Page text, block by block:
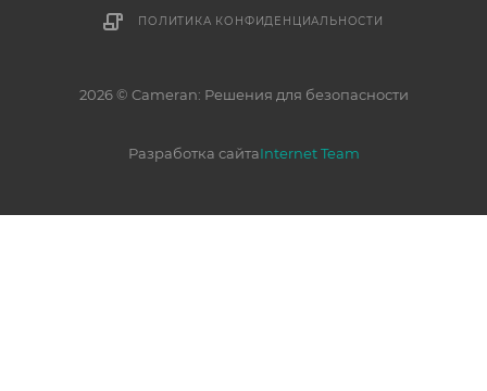
ПОЛИТИКА КОНФИДЕНЦИАЛЬНОСТИ
2026 © Cameran: Решения для безопасности
Разработка сайтаInternet Team